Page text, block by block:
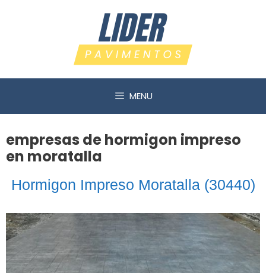
MENU
empresas de hormigon impreso
en moratalla
Hormigon Impreso Moratalla (30440)